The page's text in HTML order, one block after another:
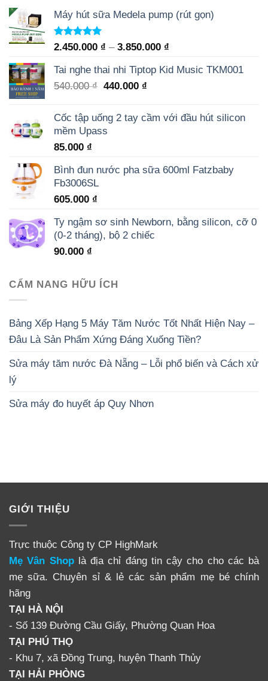
Máy hút sữa Medela pump (rút gọn)
Rated 5.00
2.450.000 ₫ – 3.850.000 ₫
Tai nghe thai nhi Tiptop Kid Music TKM001
540.000₫ 440.000 ₫
Cốc tập uống 2 tay cầm với đầu hút silicon
mềm Upass
85.000 ₫
Bình đun nước pha sữa 600ml Fatzbaby
Fb3006SL
605.000 ₫
Ty ngậm sơ sinh Newborn, bằng silicon, cỡ 0
(0-2 tháng), bộ 2 chiếc
90.000 ₫
CẨM NANG HỮU ÍCH
Bảng Xếp Hạng 5 Máy Tăm Nước Tốt Nhất Hiện Nay –
Đâu Là Sản Phẩm Xứng Đáng Xuống Tiền?
Sửa máy tăm nước Đà Nẵng – Lỗi phổ biến và Cách xử
lý
Sửa máy đo huyết áp Quy Nhơn
GIỚI THIỆU
Trực thuộc Công ty CP HighMark
Mẹ Vân Shoplà địa chỉ đáng tin cậy cho cho các bà
mẹ sữa. Chuyên sỉ & lẻ các sản phẩm mẹ bé chính
hãng
TẠI HÀ NỘI
- Số 139 Đường Cầu Giấy, Phường Quan Hoa
TẠI PHÚ THỌ
- Khu 7, xã Đồng Trung, huyện Thanh Thủy
TẠI HẢI PHÒNG